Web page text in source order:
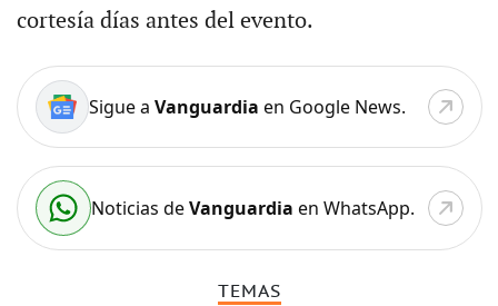
cortesía días antes del evento.
Sigue a Vanguardia en Google News.
Noticias deVanguardia en WhatsApp.
TEMAS